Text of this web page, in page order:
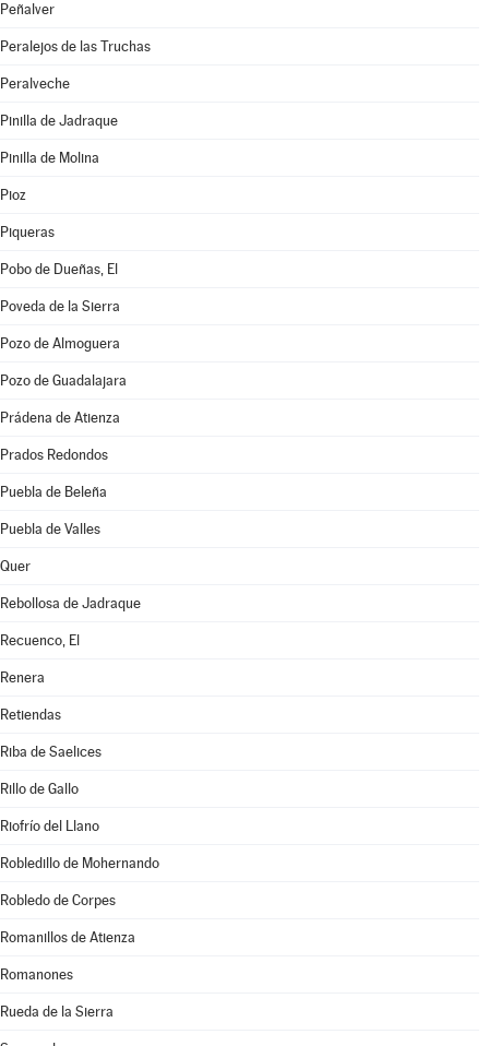
Peñalver
Peralejos de las Truchas
Peralveche
Pinilla de Jadraque
Pinilla de Molina
Pioz
Piqueras
Pobo de Dueñas, El
Poveda de la Sierra
Pozo de Almoguera
Pozo de Guadalajara
Prádena de Atienza
Prados Redondos
Puebla de Beleña
Puebla de Valles
Quer
Rebollosa de Jadraque
Recuenco, El
Renera
Retiendas
Riba de Saelices
Rillo de Gallo
Riofrío del Llano
Robledillo de Mohernando
Robledo de Corpes
Romanillos de Atienza
Romanones
Rueda de la Sierra